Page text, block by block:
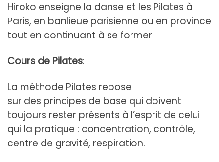
Hiroko enseigne la danse et les Pilates à
Paris, en banlieue parisienne ou en province
tout en continuant à se former.
Cours de Pilates:
La méthode Pilates repose
sur des principes de base qui doivent
toujours rester présents à l’esprit de celui
qui la pratique : concentration, contrôle,
centre de gravité, respiration.